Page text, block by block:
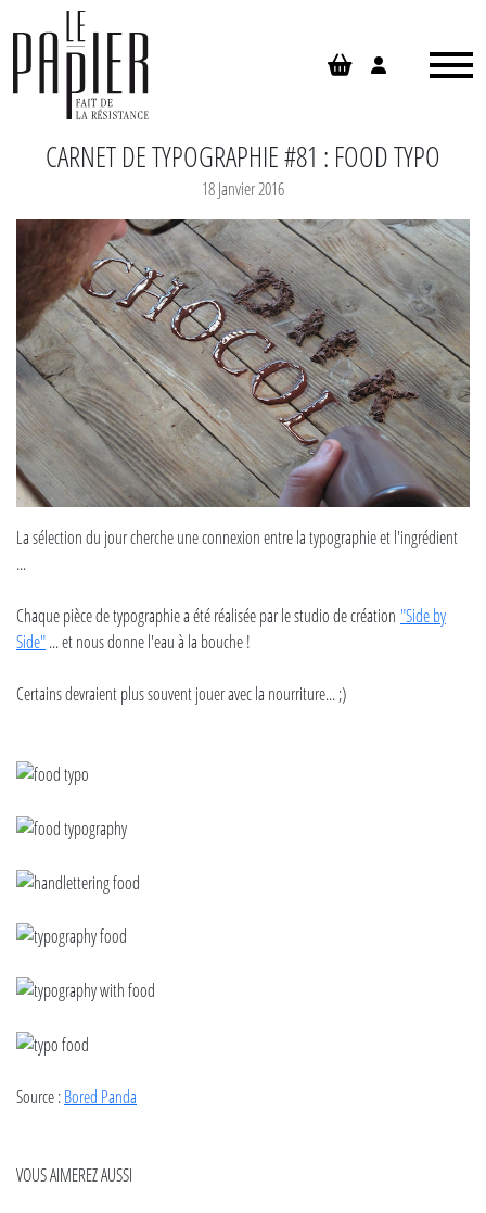
CARNET DE TYPOGRAPHIE #81 : FOOD TYPO
18 Janvier 2016
La sélection du jour cherche une connexion entre la typographie et l'ingrédient
...
Chaque pièce de typographie a été réalisée par le studio de création "Side by
Side"... et nous donne l'eau à la bouche !
Certains devraient plus souvent jouer avec la nourriture... ;)
Source :Bored Panda
VOUS AIMEREZ AUSSI
Panneau de gestion des cookies